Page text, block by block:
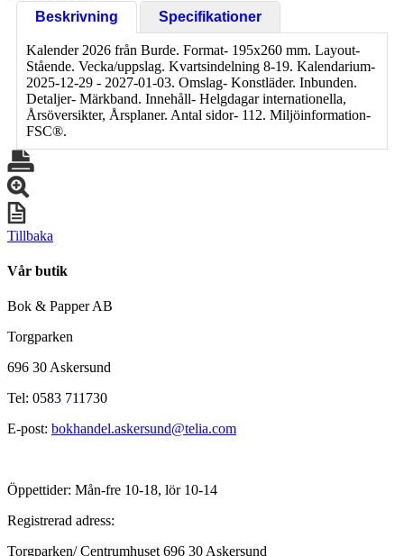
Beskrivning
Specifikationer
Kalender 2026 från Burde. Format- 195x260 mm. Layout-
Stående. Vecka/uppslag. Kvartsindelning 8-19. Kalendarium-
2025-12-29 - 2027-01-03. Omslag- Konstläder. Inbunden.
Detaljer- Märkband. Innehåll- Helgdagar internationella,
Årsöversikter, Årsplaner. Antal sidor- 112. Miljöinformation-
FSC®.
Tillbaka
Vår butik
Bok & Papper AB
Torgparken
696 30 Askersund
Tel: 0583 711730
E-post: bokhandel.askersund@telia.com
Öppettider: Mån-fre 10-18, lör 10-14
Registrerad adress:
Torgparken/ Centrumhuset 696 30 Askersund